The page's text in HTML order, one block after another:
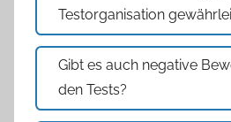
Testorganisation
Gibt es auch negative
den Tests?